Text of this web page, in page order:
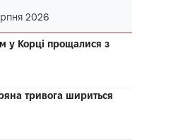
2026
у Корці прощалися з
тривога шириться